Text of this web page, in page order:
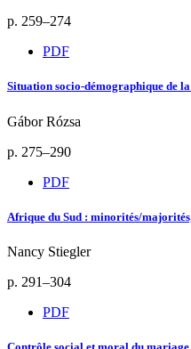
p. 259–274
PDF
Situation socio-démographique de
Gábor Rózsa
p. 275–290
PDF
Afrique du Sud : minorités/
Nancy Stiegler
p. 291–304
PDF